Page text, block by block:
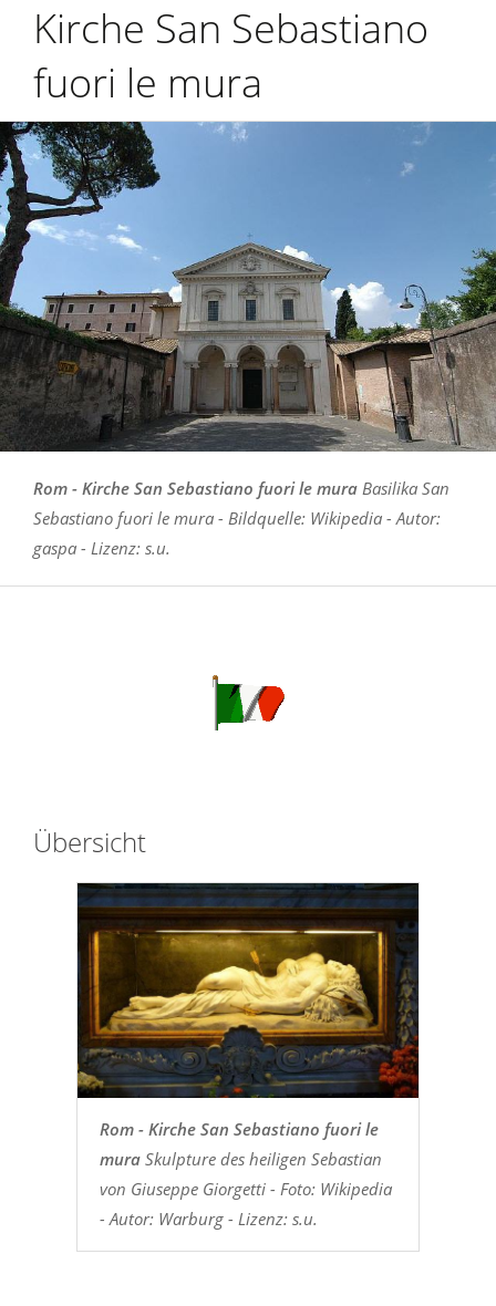
Kirche San Sebastiano
fuori le mura
Rom - Kirche San Sebastiano fuori le mura Basilika San
Sebastiano fuori le mura - Bildquelle: Wikipedia - Autor:
gaspa - Lizenz: s.u.
Übersicht
Rom - Kirche San Sebastiano fuori le
muraSkulpture des heiligen Sebastian
von Giuseppe Giorgetti - Foto: Wikipedia
- Autor: Warburg - Lizenz: s.u.